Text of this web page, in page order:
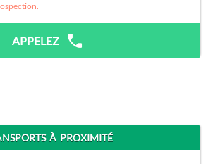
APPELEZ
À PROXIMITÉ